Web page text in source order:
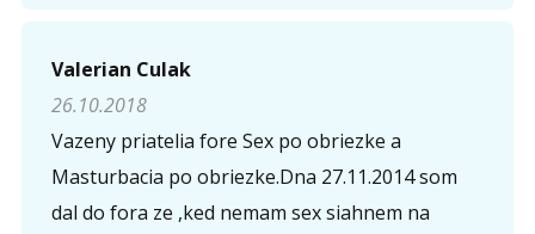
Valerian Culak
26.10.2018
Vazeny priatelia fore Sex po obriezke a
Masturbacia po obriezke.Dna 27.11.2014 som
dal do fora ze ,ked nemam sex siahnem na